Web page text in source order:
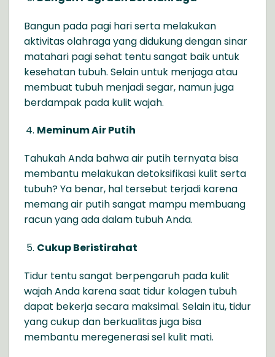
Bangun pada pagi hari serta melakukan
aktivitas olahraga yang didukung dengan sinar
matahari pagi sehat tentu sangat baik untuk
kesehatan tubuh. Selain untuk menjaga atau
membuat tubuh menjadi segar, namun juga
berdampak pada kulit wajah.
Meminum Air Putih
Tahukah Anda bahwa air putih ternyata bisa
membantu melakukan detoksifikasi kulit serta
tubuh? Ya benar, hal tersebut terjadi karena
memang air putih sangat mampu membuang
racun yang ada dalam tubuh Anda.
Cukup Beristirahat
Tidur tentu sangat berpengaruh pada kulit
wajah Anda karena saat tidur kolagen tubuh
dapat bekerja secara maksimal. Selain itu, tidur
yang cukup dan berkualitas juga bisa
membantu meregenerasi sel kulit mati.